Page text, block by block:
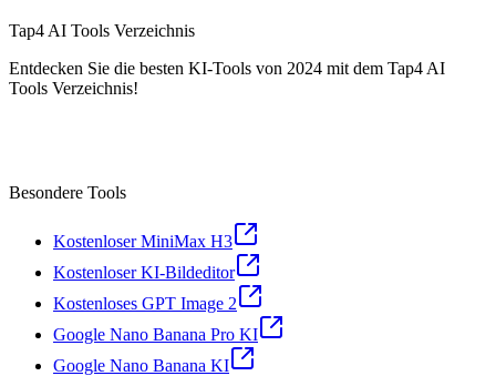
Tap4 AI Tools Verzeichnis
Entdecken Sie die besten KI-Tools von 2024 mit dem Tap4 AI
Tools Verzeichnis!
Besondere Tools
Kostenloser MiniMax H3
Kostenloser KI-Bildeditor
Kostenloses GPT Image 2
Google Nano Banana Pro KI
Google Nano Banana KI